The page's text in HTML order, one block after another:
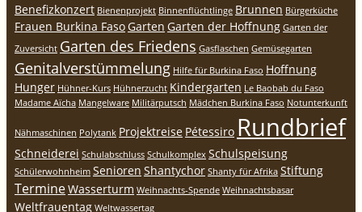
Benefizkonzert Bienenprojekt Binnenflüchtlinge Brunnen Bürgerküche
Frauen Burkina FasoGarten Garten der Hoffnung Garten der
Zuversicht Garten des Friedens Gasflaschen Gemüsegarten
Genitalverstümmelung Hilfe für Burkina Faso Hoffnung
Hunger Hühner-Kurs Hühnerzucht Kindergarten Le Baobab du Faso
Madame Aïcha Mangelware Militärputsch Mädchen Burkina Faso Notunterkunft
Nähmaschinen Polytank Projektreise Pétessiro Rundbrief
Schneiderei Schulabschluss Schulkomplex Schulspeisung
Schülerwohnheim Senioren Shantychor Shanty für Afrika Stiftung
TermineWasserturm Weihnachts-Spende Weihnachtsbasar
Weltfrauentag Weltwassertag